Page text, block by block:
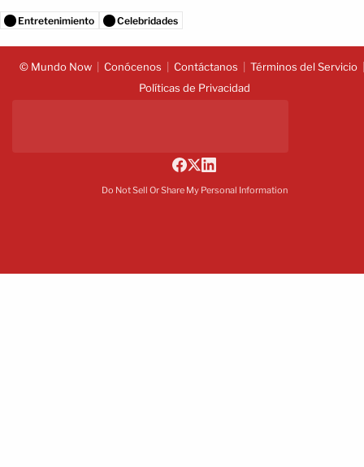
Entretenimiento Celebridades
© Mundo Now Conócenos Contáctanos
Términos del Servicio
Políticas de Privacidad
Do Not Sell Or Share My Personal Information